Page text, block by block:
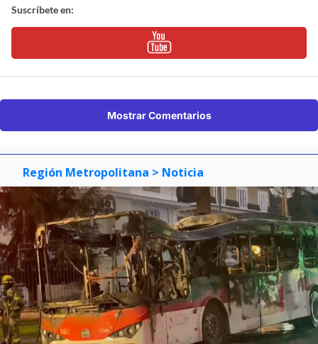
Suscríbete en:
Mostrar Comentarios
Región Metropolitana > Noticia